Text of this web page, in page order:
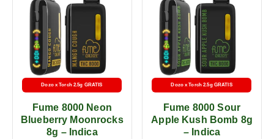
Dozo x Torch 2.5g GRATIS
Fume 8000 Neon
Blueberry Moonrocks
8g – Indica
Dozo x Torch 2.5g GRATIS
Fume 8000 Sour
Apple Kush Bomb 8g
– Indica